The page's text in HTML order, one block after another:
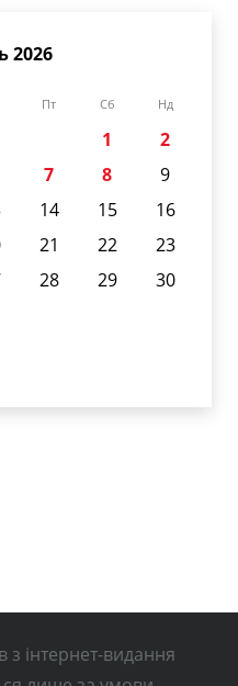
2026
Пт Сб Нд
1
2
7 8
9
14 15
16
21 22
23
28 29
30
з інтернет-видання